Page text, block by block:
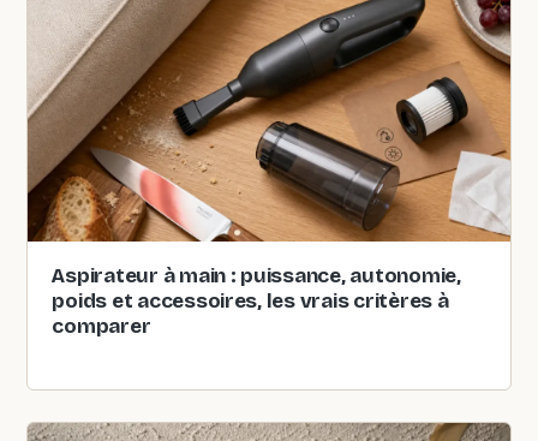
Aspirateur à main : puissance, autonomie,
poids et accessoires, les vrais critères à
comparer